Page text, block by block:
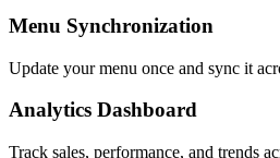
Menu Synchronization
Update your menu once and sync it
Analytics Dashboard
Track sales, performance, and trends